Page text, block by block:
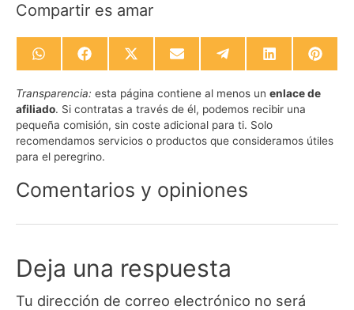
Compartir es amar
Compartir
en
WhatsApp
Compartir
en
Facebook
Compartir
en
X
(Twitter)
Compartir
en
Email
Compartir
en
Telegram
Compartir
en
LinkedIn
en
Transparencia: esta página contiene al menos un enlace de
afiliado. Si contratas a través de él, podemos recibir una
pequeña comisión, sin coste adicional para ti. Solo
recomendamos servicios o productos que consideramos útiles
para el peregrino.
Comentarios y opiniones
Deja una respuesta
Tu dirección de correo electrónico no será